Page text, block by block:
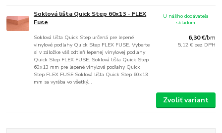
Soklová lišta Quick Step 60x13 - FLEX
Fuse
Soklová lišta Quick Step určená pre lepené
vinylové podlahy Quick Step FLEX FUSE. Vyberte
si v záložke váš odtieň lepenej vinylovej podlahy
Quick Step FLEX FUSE. Soklová lišta Quick Step
60x13 mm pre lepené vinylové podlahy Quick
Step FLEX FUSE Soklová lišta Quick Step 60x13
mm sa vyrába vo všetký...
6,30 €/bm
5,12 € bez DPH
U nášho dodávateľa
skladom
Zvoliť variant